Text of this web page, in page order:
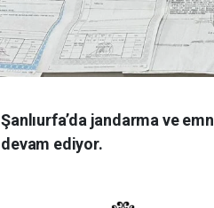
Şanlıurfa’da jandarma ve
devam ediyor.